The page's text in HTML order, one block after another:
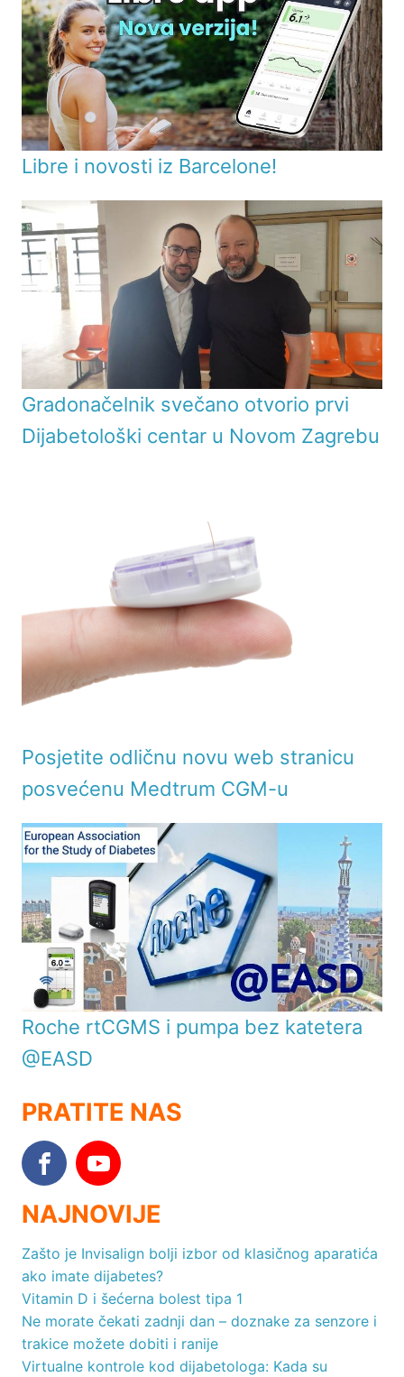
Libre i novosti iz Barcelone!
Gradonačelnik svečano otvorio prvi
Dijabetološki centar u Novom Zagrebu
Posjetite odličnu novu web stranicu
posvećenu Medtrum CGM-u
Roche rtCGMS i pumpa bez katetera
@EASD
PRATITE NAS
NAJNOVIJE
Zašto je Invisalign bolji izbor od klasičnog aparatića
ako imate dijabetes?
Vitamin D i šećerna bolest tipa 1
Ne morate čekati zadnji dan – doznake za senzore i
trakice možete dobiti i ranije
Virtualne kontrole kod dijabetologa: Kada su